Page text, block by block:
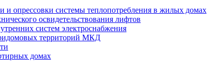
и опрессовки системы теплопотребления в жилых домах
освидетельствования лифтов
систем электроснабжения
территорий МКД
домах